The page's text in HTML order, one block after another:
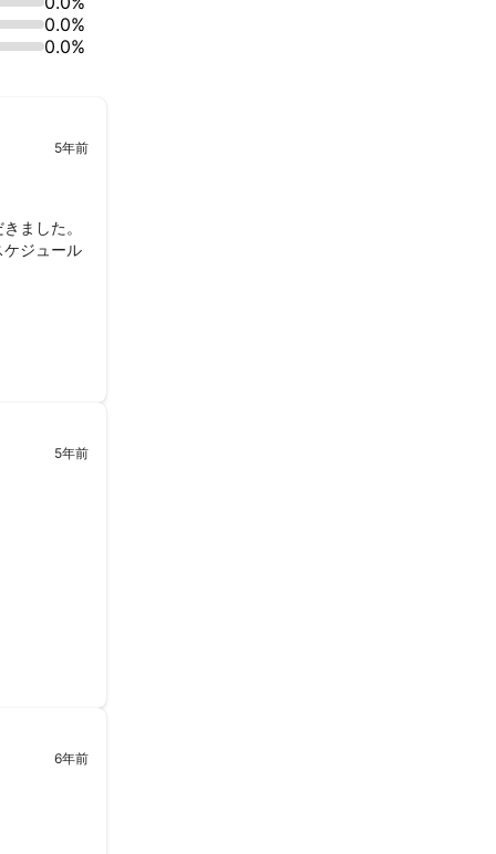
を最大限に
0.0%
0.0%
5年前
ました。
ジュール
5年前
6年前